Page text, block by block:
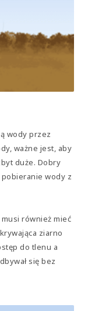
wody przez
ważne jest, aby
duże. Dobry
wody z
również mieć
ziarno
do tlenu a
się bez